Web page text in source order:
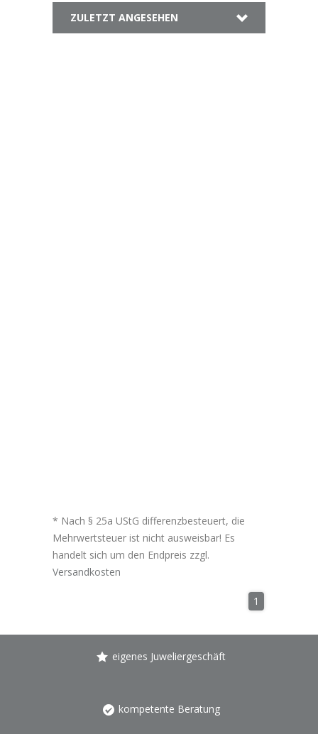
ZULETZT ANGESEHEN
* Nach § 25a UStG differenzbesteuert, die
Mehrwertsteuer ist nicht ausweisbar! Es
handelt sich um den Endpreis zzgl.
Versandkosten
1
eigenes Juweliergeschäft
kompetente Beratung